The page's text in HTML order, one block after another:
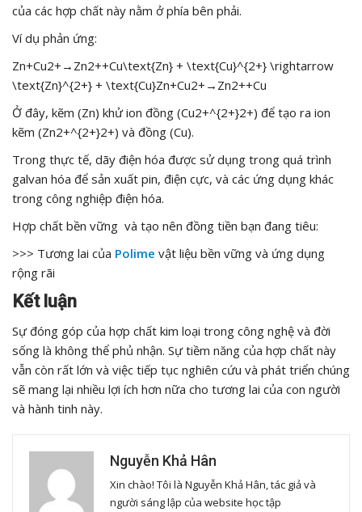
của các hợp chất này nằm ở phía bên phải.
Ví dụ phản ứng:
Zn+Cu2+→Zn2++Cu\text{Zn} + \text{Cu}^{2+} \rightarrow
\text{Zn}^{2+} + \text{Cu}Zn+Cu2+→Zn2++Cu
Ở đây, kẽm (Zn) khử ion đồng (Cu2+^{2+}2+) để tạo ra ion
kẽm (Zn2+^{2+}2+) và đồng (Cu).
Trong thực tế, dãy điện hóa được sử dụng trong quá trình
galvan hóa để sản xuất pin, điện cực, và các ứng dụng khác
trong công nghiệp điện hóa.
Hợp chất bền vững và tạo nên đồng tiền bạn đang tiêu:
>>> Tương lai của Polime vật liệu bền vững và ứng dụng
rộng rãi
Kết luận
Sự đóng góp của hợp chất kim loại trong công nghệ và đời
sống là không thể phủ nhận. Sự tiềm năng của hợp chất này
vẫn còn rất lớn và việc tiếp tục nghiên cứu và phát triển chúng
sẽ mang lại nhiều lợi ích hơn nữa cho tương lai của con người
và hành tinh này.
Nguyễn Khả Hân
Xin chào! Tôi là Nguyễn Khả Hân, tác giả và
người sáng lập của website học tập